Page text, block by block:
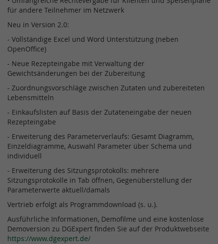
für andere Teilnehmer im Netzwerk
Neu in Version 2.0:
- Vollständige Excel und Word Unterstützung (neben
OpenOffice)
- Neue Rezepteingabe mit Verwaltung der
Gewichtsänderungen bei der Zubereitung
- Zuordnungsvorschläge zwischen Zutaten und zubereiteten
Lebensmitteln
- Einkaufslisten auf Basis der Zutateneingabe der neuen
Rezepteingabe
- Erweiterung des Parameterverlaufs: Gesamt Diagramm,
Einzeldiagramme, Auswahl Parameter über Schema und
individuell
- Erweiterung des Sitzungsprotokolls: mehrere
Sitzungsprotokolle in Tab öffnen, Gegenüberstellung der
Parameterwerte aktuell/damals
Vertrieb erfolgt als Programmdownload (s. u.).
Ausführliche Informationen, Demofilme und eine kostenlose
Demoversion zu DGExpert finden Sie auf der Produktwebseite
https://www.dgexpert.de/